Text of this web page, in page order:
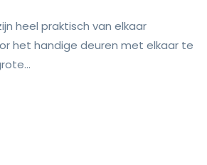
heel praktisch van elkaar
het handige deuren met elkaar te